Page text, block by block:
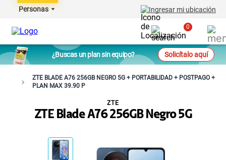
Personas Ingresar mi ubicación
0
¿Buscas un plan sin equipo? Solicítalo aquí
ZTE BLADE A76 256GB NEGRO 5G + PORTABILIDAD + POSTPAGO +
PLAN MAX 39.90 P
ZTE Blade A76 256GB Negro 5G
ZTE